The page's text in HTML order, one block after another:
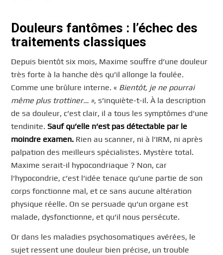
Douleurs fantômes : l’échec des
traitements classiques
Depuis bientôt six mois, Maxime souffre d’une douleur
très forte à la hanche dès qu’il allonge la foulée.
Comme une brûlure interne. « Bientôt, je ne pourrai
même plus trottiner… », s’inquiète-t-il. À la description
de sa douleur, c’est clair, il a tous les symptômes d’une
tendinite. Sauf qu’elle n’est pas détectable par le
moindre examen. Rien au scanner, ni à l’IRM, ni après
palpation des meilleurs spécialistes. Mystère total.
Maxime serait-il hypocondriaque ? Non, car
l’hypocondrie, c’est l’idée tenace qu’une partie de son
corps fonctionne mal, et ce sans aucune altération
physique réelle. On se persuade qu’un organe est
malade, dysfonctionne, et qu’il nous persécute.
Or dans les maladies psychosomatiques avérées, le
sujet ressent une douleur bien précise, un trouble